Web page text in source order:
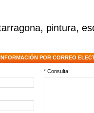
, pintura,
POR CORREO
* Consulta